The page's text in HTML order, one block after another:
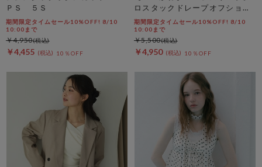
ＰＳ ５Ｓ
期間限定タイムセール10%OFF! 8/10
10:00まで
￥4,455 10％OFF
￥4,950
ロスタックドレープオフショル
ＴＯＰＳ
期間限定タイムセール10%OFF! 8/10
10:00まで
￥4,950 10％OFF
￥5,500